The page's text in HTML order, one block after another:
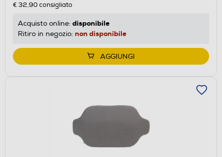
€ 32,90consigliato
Acquisto online: disponibile
Ritiro in negozio: non disponibile
AGGIUNGI